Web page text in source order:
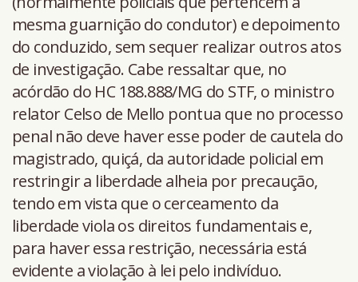
mesma guarnição do condutor) e depoimento
do conduzido, sem sequer realizar outros atos
de investigação. Cabe ressaltar que, no
acórdão do HC 188.888/MG do STF, o ministro
relator Celso de Mello pontua que no processo
penal não deve haver esse poder de cautela do
magistrado, quiçá, da autoridade policial em
restringir a liberdade alheia por precaução,
tendo em vista que o cerceamento da
liberdade viola os direitos fundamentais e,
para haver essa restrição, necessária está
evidente a violação à lei pelo indivíduo.